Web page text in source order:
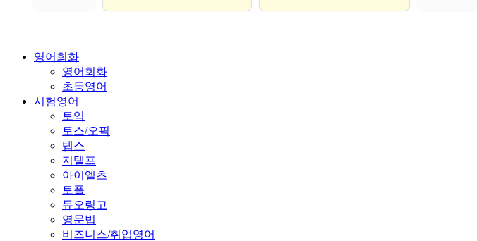
영어회화
영어회화
초등영어
시험영어
토익
토스/오픽
텝스
지텔프
아이엘츠
토플
듀오링고
영문법
비즈니스/취업영어